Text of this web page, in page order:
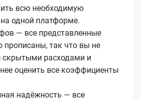
всю необходимую
одной платформе.
— все представленные
прописаны, так что вы не
скрытыми расходами и
оценить все коэффициенты
надёжность — все